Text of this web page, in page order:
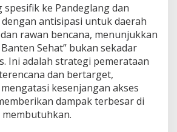
spesifik ke Pandeglang dan
antisipasi untuk daerah
rawan bencana, menunjukkan
Sehat” bukan sekadar
Ini adalah strategi pemerataan
dan bertarget,
kesenjangan akses
dampak terbesar di